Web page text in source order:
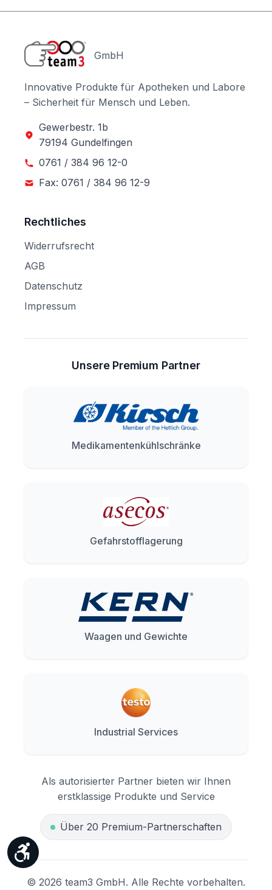
GmbH
Innovative Produkte für Apotheken und Labore
– Sicherheit für Mensch und Leben.
Gewerbestr. 1b
79194 Gundelfingen
0761 / 384 96 12-0
Fax: 0761 / 384 96 12-9
Rechtliches
Widerrufsrecht
AGB
Datenschutz
Impressum
Unsere Premium Partner
Medikamentenkühlschränke
Gefahrstofflagerung
Waagen und Gewichte
Industrial Services
Als autorisierter Partner bieten wir Ihnen
erstklassige Produkte und Service
Über 20 Premium-Partnerschaften
© 2026 team3 GmbH. Alle Rechte vorbehalten.
Werkzeugleiste anzeigen